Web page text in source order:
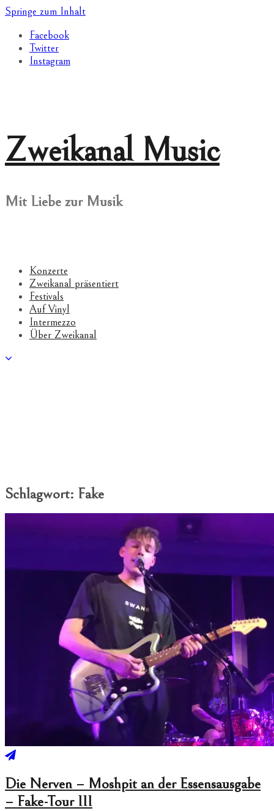
Springe zum Inhalt
Facebook
Twitter
Instagram
Zweikanal Music
Mit Liebe zur Musik
Konzerte
Zweikanal präsentiert
Festivals
Auf Vinyl
Intermezzo
Über Zweikanal
Schlagwort: Fake
Die Nerven – Moshpit an der Essensausgabe
– Fake-Tour III